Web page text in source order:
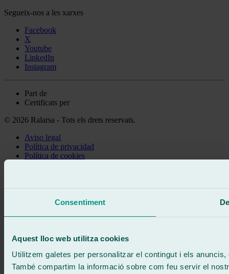
Consentiment
Aquest lloc web utilitza cookies
Utilitzem galetes per personalitzar el contingut i els
També compartim la informació sobre com feu servir el
Segueix-nos a les xarxes
Facebook
X
Youtube
LinkedIn
Instagram
Part de
Certificats per
© 2026 Ralarsa - Tots els drets reservats.
Aviso legal
Política de privacidad
Política de cookies
Et truquem
Sense compromís
Escriu-nos
ATENCIÓ 24/7 Contacta'ns